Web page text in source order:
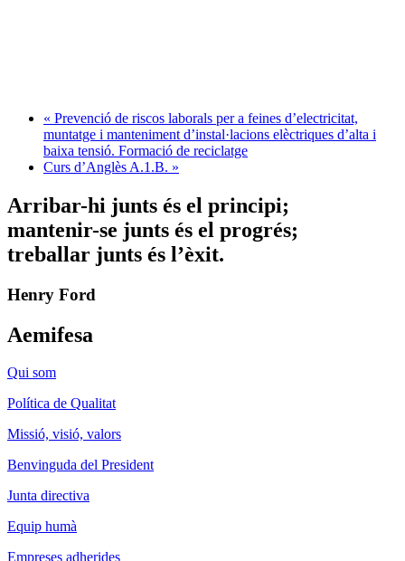
« Prevenció de riscos laborals per a feines d’electricitat,
muntatge i manteniment d’instal·lacions elèctriques d’alta i
baixa tensió. Formació de reciclatge
Curs d’Anglès A.1.B. »
Arribar-hi junts és el principi;
mantenir-se junts és el progrés;
treballar junts és l’èxit.
Henry Ford
Aemifesa
Qui som
Política de Qualitat
Missió, visió, valors
Benvinguda del President
Junta directiva
Equip humà
Empreses adherides